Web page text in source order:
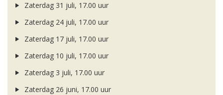
Zaterdag 31 juli, 17.00 uur
Zaterdag 24 juli, 17.00 uur
Zaterdag 17 juli, 17.00 uur
Zaterdag 10 juli, 17.00 uur
Zaterdag 3 juli, 17.00 uur
Zaterdag 26 juni, 17.00 uur